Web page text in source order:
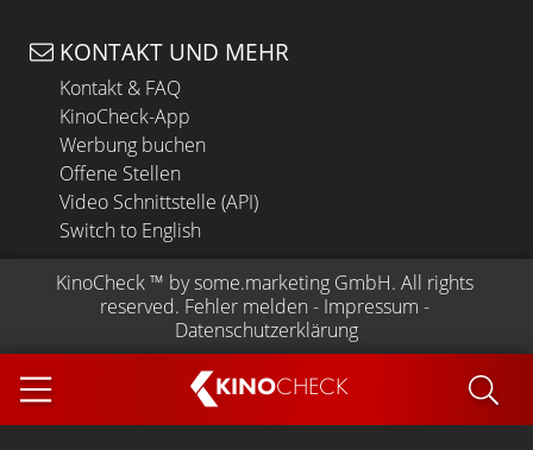
KINOCHECK
KONTAKT UND MEHR
Kontakt & FAQ
KinoCheck-App
Werbung buchen
Offene Stellen
Video Schnittstelle (API)
Switch to English
KinoCheck ™ by some.marketing GmbH. All rights
reserved. Fehler melden - Impressum -
Datenschutzerklärung